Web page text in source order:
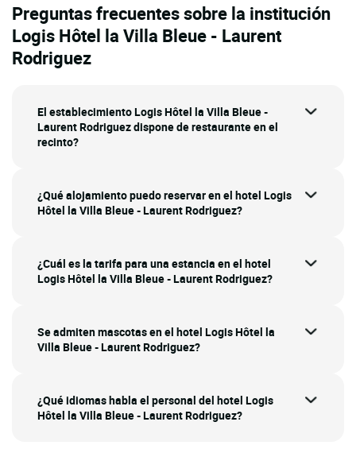
Preguntas frecuentes sobre la institución
Logis Hôtel la Villa Bleue - Laurent
Rodriguez
El establecimiento Logis Hôtel la Villa Bleue -
Laurent Rodriguez dispone de restaurante en el
recinto?
¿Qué alojamiento puedo reservar en el hotel Logis
Hôtel la Villa Bleue - Laurent Rodriguez?
¿Cuál es la tarifa para una estancia en el hotel
Logis Hôtel la Villa Bleue - Laurent Rodriguez?
Se admiten mascotas en el hotel Logis Hôtel la
Villa Bleue - Laurent Rodriguez?
¿Qué idiomas habla el personal del hotel Logis
Hôtel la Villa Bleue - Laurent Rodriguez?